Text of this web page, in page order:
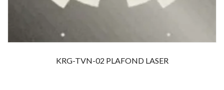
KRG-TVN-02 PLAFOND LASER